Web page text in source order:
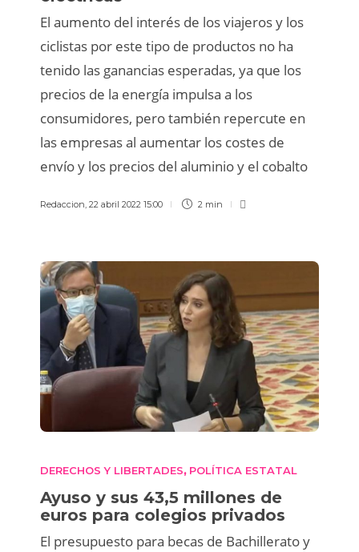
El aumento del interés de los viajeros y los
ciclistas por este tipo de productos no ha
tenido las ganancias esperadas, ya que los
precios de la energía impulsa a los
consumidores, pero también repercute en
las empresas al aumentar los costes de
envío y los precios del aluminio y el cobalto
Redaccion 22 abril 2022 15:00 2 min
DERECHOS Y LIBERTADES, POLÍTICA ESTATAL
Ayuso y sus 43,5 millones de
euros para colegios privados
El presupuesto para becas de Bachillerato y